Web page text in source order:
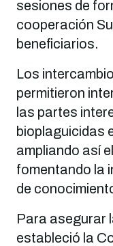
sesiones de
cooperación
beneficiarios.
Los
permitieron
las partes
bioplaguicidas
ampliando así
fomentando la
de
Para asegurar
estableció la